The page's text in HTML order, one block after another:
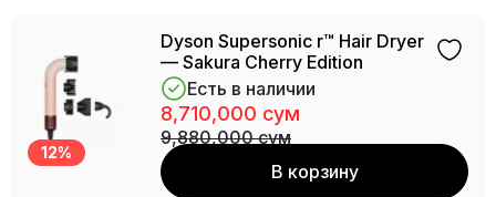
12%
Dyson Supersonic r™ Hair Dryer
— Sakura Cherry Edition
Есть в наличии
8,710,000 сум
9,880,000 сум
В корзину